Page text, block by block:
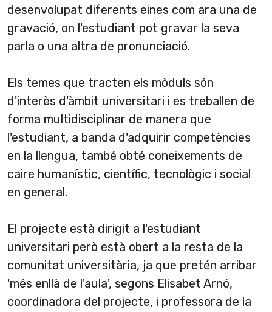
desenvolupat diferents eines com ara una de
gravació, on l'estudiant pot gravar la seva
parla o una altra de pronunciació.
Els temes que tracten els mòduls són
d'interès d'àmbit universitari i es treballen de
forma multidisciplinar de manera que
l'estudiant, a banda d'adquirir competències
en la llengua, també obté coneixements de
caire humaní­stic, cientí­fic, tecnològic i social
en general.
El projecte està dirigit a l'estudiant
universitari però està obert a la resta de la
comunitat universitària, ja que pretén arribar
'més enllà de l'aula', segons Elisabet Arnó,
coordinadora del projecte, i professora de la